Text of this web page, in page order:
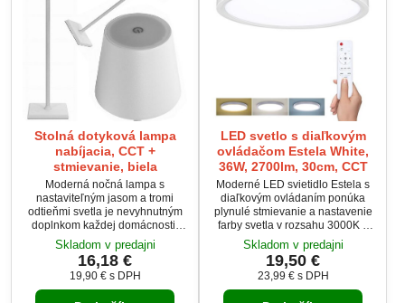
Stolná dotyková lampa
nabíjacia, CCT +
stmievanie, biela
Moderná nočná lampa s
nastaviteľným jasom a tromi
odtieňmi svetla je nevyhnutným
doplnkom každej domácnosti.
Poskytuje studené, neutrálne a
teplé osvetlenie podľa potreby.
Ovládanie dotykom umožňuje
jednoduché prepínanie režimov.
Vstavaná 1500mAh batéria
Skladom v predajni
16,18 €
19,90 € s DPH
LED svetlo s diaľkovým
ovládačom Estela White,
36W, 2700lm, 30cm, CCT
Moderné LED svietidlo Estela s
diaľkovým ovládaním ponúka
plynulé stmievanie a nastavenie
farby svetla v rozsahu 3000K –
6500K. Vďaka svetelnému toku
až 2700 lm poskytuje príjemné
osvetlenie pre domácnosť aj
kanceláriu. Tenký minimalistický
dizajn je vhodný na montáž na
Skladom v predajni
19,50 €
23,99 € s DPH